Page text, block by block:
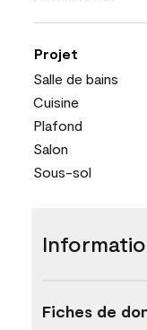
Projet
Salle de bains
Cuisine
Plafond
Salon
Sous-sol
Fiches de